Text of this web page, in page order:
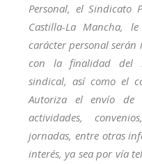
Personal, el Sindicato
Castilla-La Mancha,
carácter personal serán
con la finalidad del
sindical, así como el
Autoriza el envío de
actividades,
jornadas, entre otras
interés, ya sea por vía